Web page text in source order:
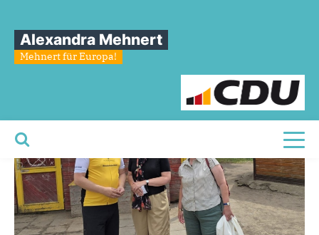
Alexandra Mehnert
Mehnert für Europa!
Sie sind hier
EinbesondererMeilenstein
„Beimskinder“!